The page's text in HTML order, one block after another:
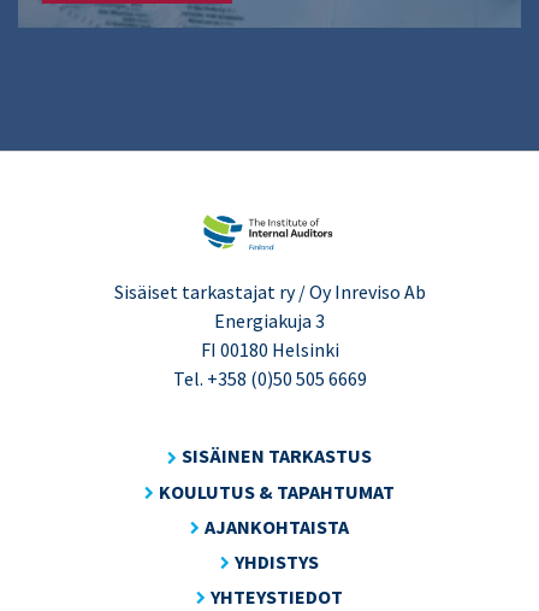
Sisäiset tarkastajat ry / Oy Inreviso Ab
Energiakuja 3
FI 00180 Helsinki
Tel. +358 (0)50 505 6669
SISÄINEN TARKASTUS
KOULUTUS & TAPAHTUMAT
AJANKOHTAISTA
YHDISTYS
YHTEYSTIEDOT